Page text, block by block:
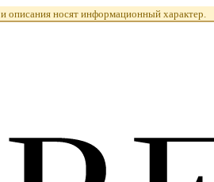
описания носят информационный характер.